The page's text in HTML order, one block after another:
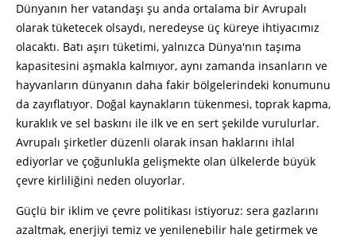
Dünyanın her vatandaşı şu anda ortalama bir Avrupalı
olarak tüketecek olsaydı, neredeyse üç küreye ihtiyacımız
olacaktı. Batı aşırı tüketimi, yalnızca Dünya'nın taşıma
kapasitesini aşmakla kalmıyor, aynı zamanda insanların ve
hayvanların dünyanın daha fakir bölgelerindeki konumunu
da zayıflatıyor. Doğal kaynakların tükenmesi, toprak kapma,
kuraklık ve sel baskını ile ilk ve en sert şekilde vurulurlar.
Avrupalı şirketler düzenli olarak insan haklarını ihlal
ediyorlar ve çoğunlukla gelişmekte olan ülkelerde büyük
çevre kirliliğini neden oluyorlar.
Güçlü bir iklim ve çevre politikası istiyoruz: sera gazlarını
azaltmak, enerjiyi temiz ve yenilenebilir hale getirmek ve